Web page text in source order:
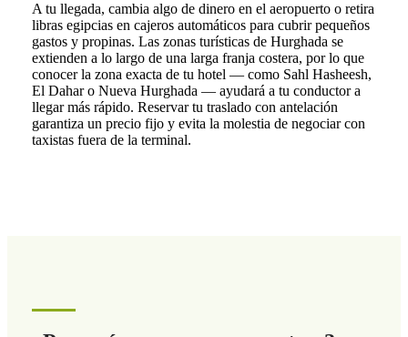
A tu llegada, cambia algo de dinero en el aeropuerto o retira
libras egipcias en cajeros automáticos para cubrir pequeños
gastos y propinas. Las zonas turísticas de Hurghada se
extienden a lo largo de una larga franja costera, por lo que
conocer la zona exacta de tu hotel — como Sahl Hasheesh,
El Dahar o Nueva Hurghada — ayudará a tu conductor a
llegar más rápido. Reservar tu traslado con antelación
garantiza un precio fijo y evita la molestia de negociar con
taxistas fuera de la terminal.